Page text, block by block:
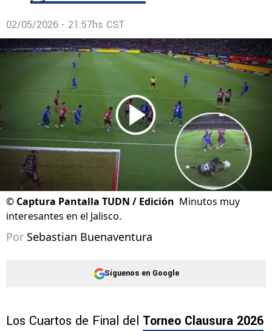
02/05/2026 - 21:57hs CST
© Captura Pantalla TUDN / Edición Minutos muy
interesantes en el Jalisco.
Por Sebastian Buenaventura
Síguenos en Google
Los Cuartos de Final del Torneo Clausura 2026